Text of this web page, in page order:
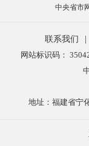
中央省市
联系我们
网站标识码：
地址：福建省宁